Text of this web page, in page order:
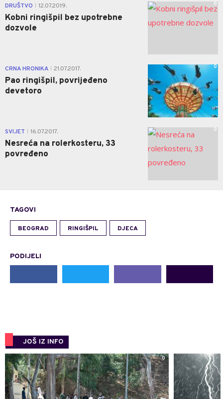
DRUŠTVO 12.07.2019.
Kobni ringišpil bez upotrebne
dozvole
0
CRNA HRONIKA 21.07.2017.
Pao ringišpil, povrijeđeno
devetoro
0
SVIJET 16.07.2017.
Nesreća na rolerkosteru, 33
povređeno
0
TAGOVI
BEOGRAD RINGIŠPIL DJECA
PODIJELI
JOŠ IZ INFO
0